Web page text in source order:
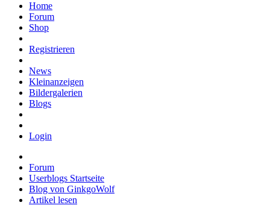
Home
Forum
Shop
Registrieren
News
Kleinanzeigen
Bildergalerien
Blogs
Login
Forum
Userblogs Startseite
Blog von GinkgoWolf
Artikel lesen